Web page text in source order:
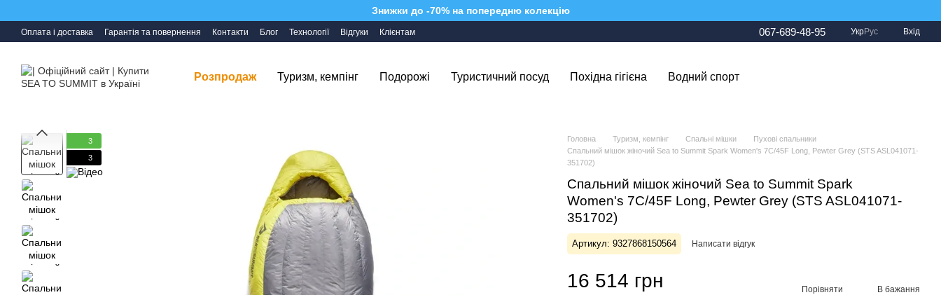
Знижки до -70% на попередню колекцію
Оплата і доставка Гарантія та повернення Контакти Блог Технології Відгуки Клієнтам 067-689-48-95 УкрРус Вхід
Розпродаж Туризм, кемпінг Подорожі Туристичний посуд Похідна гігієна Водний спорт
3
3
Головна Туризм, кемпінг Спальні мішки
Пухові спальники
Спальний мішок жіночий Sea to Summit Spark Women's 7C/45F Long, Pewter Grey (STS ASL041071-
351702)
Спальний мішок жіночий Sea to Summit Spark
Women's 7C/45F Long, Pewter Grey (STS ASL041071-
351702)
Артикул: 9327868150564 Написати відгук
16 514 грн Порівняти В бажання